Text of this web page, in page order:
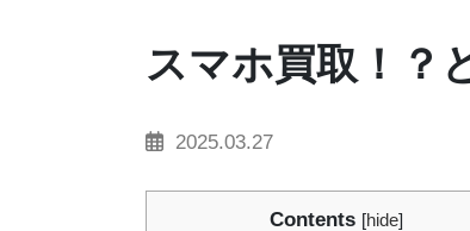
スマホ買取！？
2025.03.27
Contents [hide]